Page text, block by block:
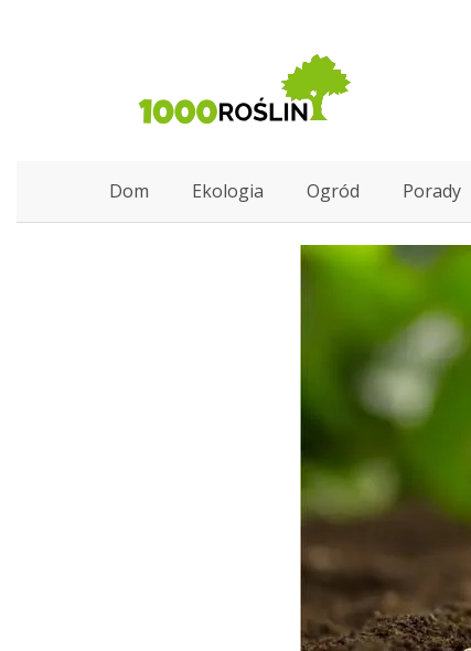
Dom Ekologia Ogród Porady